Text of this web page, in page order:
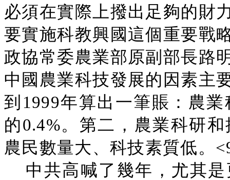
必須在實際上撥出足夠的財
要實施科教興國這個重要戰
政協常委農業部原副部長路
中國農業科技發展的因素主
到1999年算出一筆賬：農
的0.4%。第二，農業科研
農民數量大、科技素質低。
中共高喊了幾年，尤其